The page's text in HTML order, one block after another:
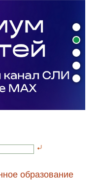
образование